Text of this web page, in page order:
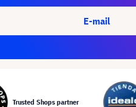
E-mail
Trusted Shops partner